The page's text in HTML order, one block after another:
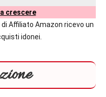
crescere
Affiliato Amazon ricevo un
idonei.